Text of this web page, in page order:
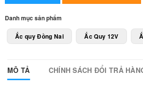
Danh mục sản phẩm
Ắc quy Đồng Nai Ắc Quy 12V
MÔ TẢ CHÍNH SÁCH ĐỔI TRẢ